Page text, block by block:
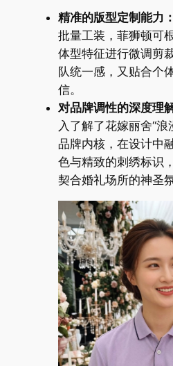
精准的版型定制能力：
批量工装，菲狮顿可
体型特征进行微调剪
队统一感，又贴合个
信。
对品牌调性的深度理
入了解了花嫁丽舍“
品牌内核，在设计中
色与精致的刺绣标识
契合婚礼场所的神圣氛